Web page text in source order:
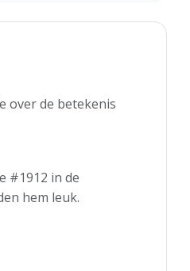
over de betekenis
#1912 in de
hem leuk.